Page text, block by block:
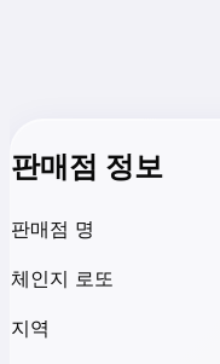
판매점 정보
판매점 명
체인지 로또
지역